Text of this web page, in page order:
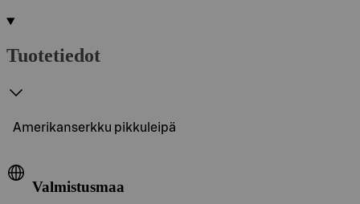
Tuotetiedot
Amerikanserkku pikkuleipä
Valmistusmaa